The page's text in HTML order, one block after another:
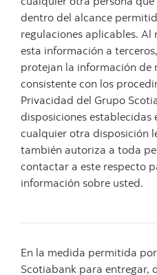
dentro del alcance
regulaciones aplicables.
esta información a
protejan la información de
consistente con los
Privacidad del Grupo
disposiciones establecidas
cualquier otra disposición
también autoriza a toda
contactar a este respecto
información sobre usted.
En la medida permitida
Scotiabank para entregar,